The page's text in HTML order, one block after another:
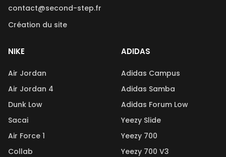
contact@second-step.fr
Création du site
NIKE
Air Jordan
Air Jordan 4
Dunk Low
Sacai
Air Force 1
Collab
ADIDAS
Adidas Campus
Adidas Samba
Adidas Forum Low
Yeezy Slide
Yeezy 700
Yeezy 700 V3